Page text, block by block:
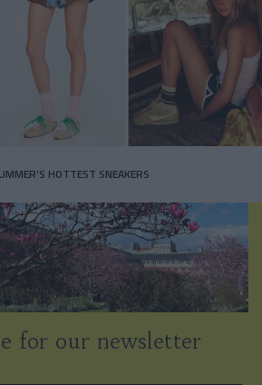
HOTTEST SNEAKERS
for our newsletter